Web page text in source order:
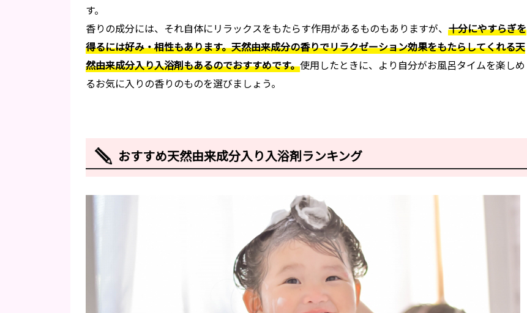
す。
香りの成分には、それ自体にリラックスをもたらす作用があるものもありますが、 十分にやすらぎを
得るには好み・相性もあります。天然由来成分の香りでリラクゼーション効果をもたらしてくれる天
然由来成分入り入浴剤もあるのでおすすめです。使用したときに、より自分がお風呂タイムを楽しめ
るお気に入りの香りのものを選びましょう。
おすすめ天然由来成分入り入浴剤ランキング